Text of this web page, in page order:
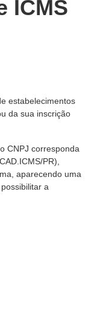
ICMS
estabelecimentos
da sua inscrição
CNPJ corresponda
PR),
aparecendo uma
a